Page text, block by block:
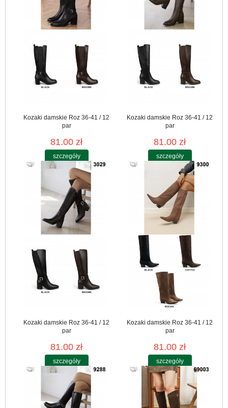
Kozaki damskie Roz 36-41 / 12
par
81.00 zł
szczegóły
Kozaki damskie Roz 36-41 / 12
par
81.00 zł
szczegóły
Kozaki damskie Roz 36-41 / 12
par
81.00 zł
szczegóły
Kozaki damskie Roz 36-41 / 12
par
81.00 zł
szczegóły